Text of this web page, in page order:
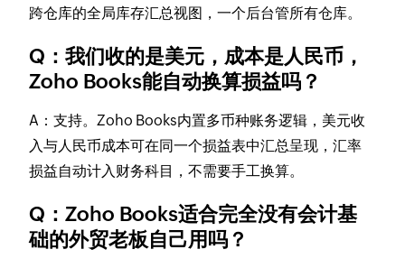
跨仓库的全局库存汇总视图，一个后台管所有仓库。
Q：我们收的是美元，成本是人民币，
Zoho Books能自动换算损益吗？
A：支持。Zoho Books内置多币种账务逻辑，美元收
入与人民币成本可在同一个损益表中汇总呈现，汇率
损益自动计入财务科目，不需要手工换算。
Q：Zoho Books适合完全没有会计基
础的外贸老板自己用吗？